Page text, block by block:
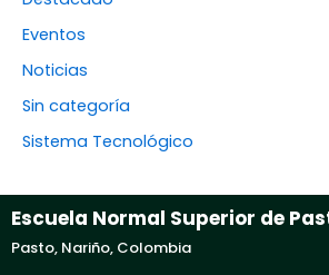
Eventos
Noticias
Sin categoría
Sistema Tecnológico
Escuela Normal Superior de
Pasto, Nariño, Colombia